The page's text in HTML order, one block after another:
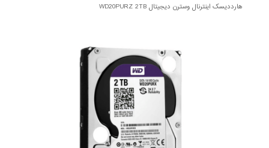
هارددیسک اینترنال وسترن دیجیتال WD20PURZ 2TB